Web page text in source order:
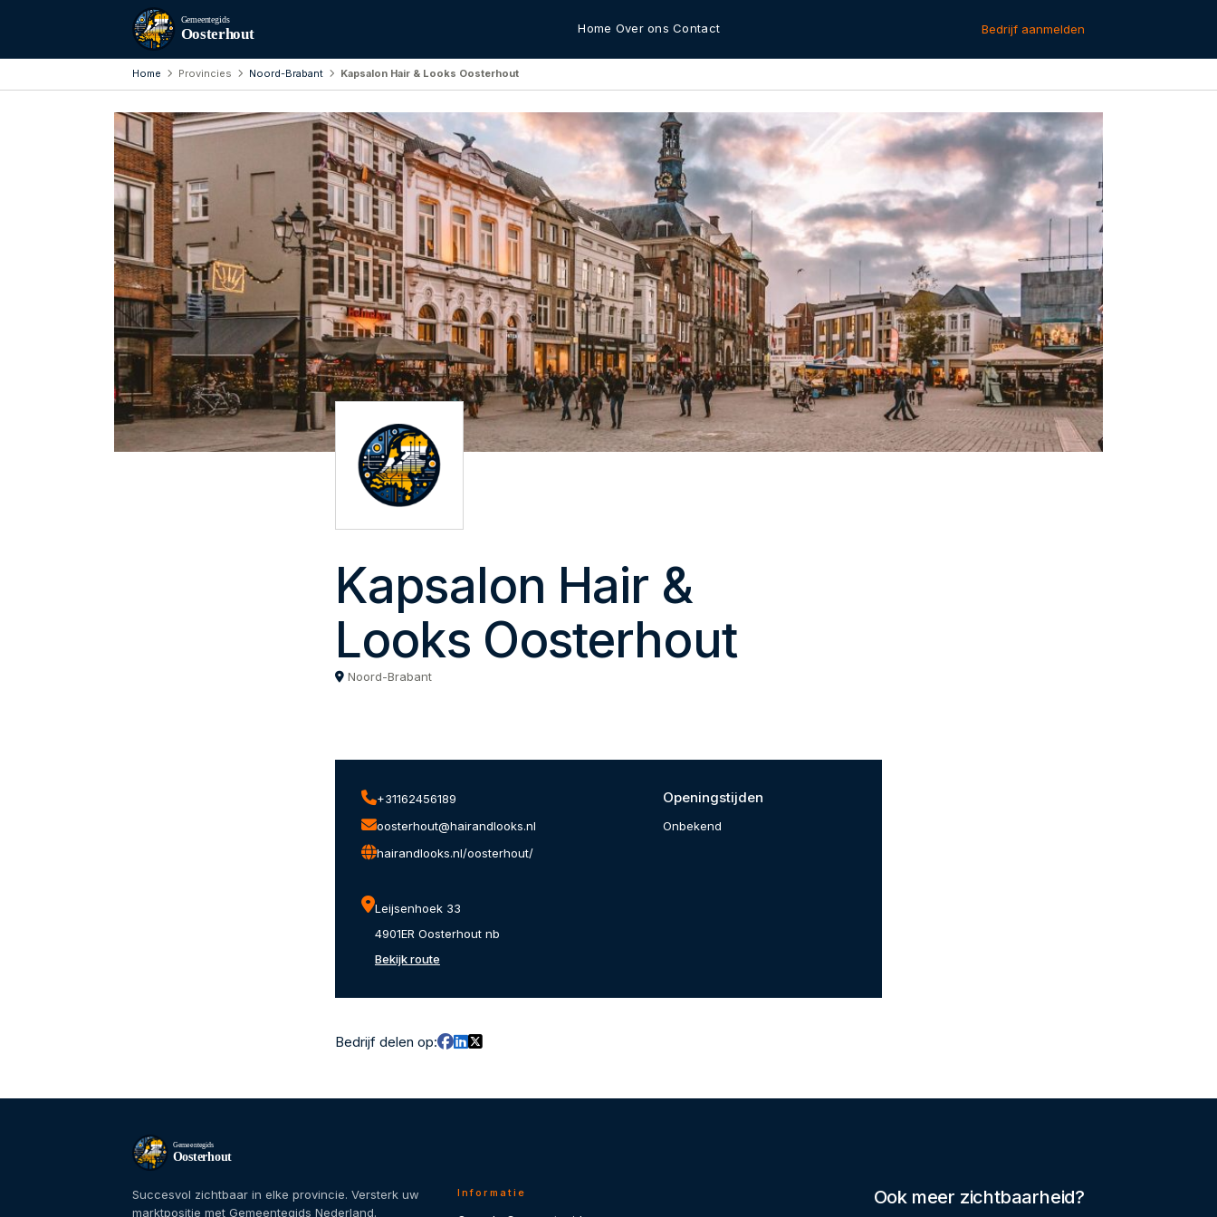
Gemeentegids
Oosterhout Home Over ons Contact Bedrijf aanmelden
Home Provincies Noord-Brabant Kapsalon Hair & Looks Oosterhout
Kapsalon Hair &
Looks Oosterhout
Noord-Brabant
+31162456189
oosterhout@hairandlooks.nl
hairandlooks.nl/oosterhout/
Leijsenhoek 33
4901ER Oosterhout nb
Bekijk route
Openingstijden
Onbekend
Bedrijf delen op:
Gemeentegids
Oosterhout
Succesvol zichtbaar in elke provincie. Versterk uw
marktpositie met Gemeentegids Nederland.
Informatie Ook meer zichtbaarheid?